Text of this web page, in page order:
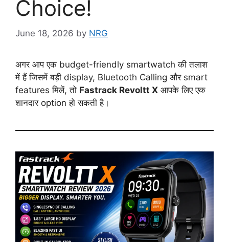
Choice!
June 18, 2026 by NRG
अगर आप एक budget-friendly smartwatch की तलाश
में हैं जिसमें बड़ी display, Bluetooth Calling और smart
features मिलें, तो Fastrack Revoltt X आपके लिए एक
शानदार option हो सकती है।